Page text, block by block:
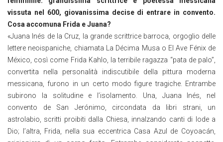
vissuta nel 600, giovanissima decise di entrare in convento.
Cosa accomuna Frida e Juana?
«Juana Inés de la Cruz, la grande scrittrice barroca, orgoglio delle
lettere neoispaniche, chiamata La Décima Musa o El Ave Fénix de
México, così come Frida Kahlo, la terribile ragazza “pata de palo”,
convertita nella personalità indiscutibile della pittura moderna
messicana, furono in un certo modo figure tragiche. Entrambe
subirono la solitudine e l’isolamento. Una, Juana Inés, nel
convento de San Jerónimo, circondata da libri strani, un
astrolabio, scritti proibiti dalla Chiesa, innalzando canti di lode a
Dio; l’altra, Frida, nella sua eccentrica Casa Azul de Coyoacán,